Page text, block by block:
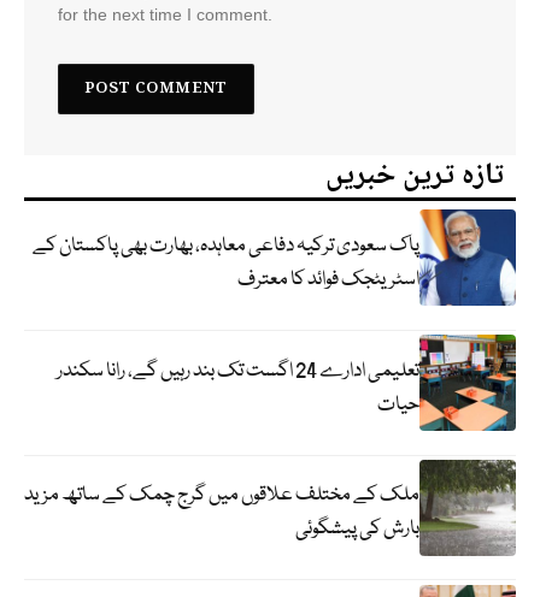
for the next time I comment.
تازہ ترین خبریں
پاک سعودی ترکیہ دفاعی معاہدہ، بھارت بھی پاکستان کے
اسٹریٹجک فوائد کا معترف
تعلیمی ادارے 24 اگست تک بند رہیں گے، رانا سکندر
حیات
ملک کے مختلف علاقوں میں گرج چمک کے ساتھ مزید
بارش کی پیشگوئی